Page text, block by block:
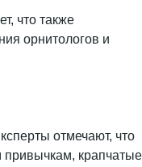
что также
орнитологов и
отмечают, что
привычкам, крапчатые